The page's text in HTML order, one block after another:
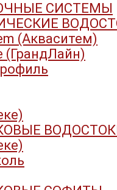
СИСТЕМЫ
(Акваситем)
(ГрандЛайн)